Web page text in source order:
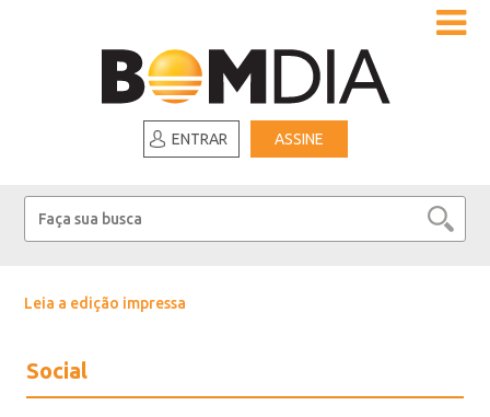
ENTRAR ASSINE
Leia a edição impressa
Social